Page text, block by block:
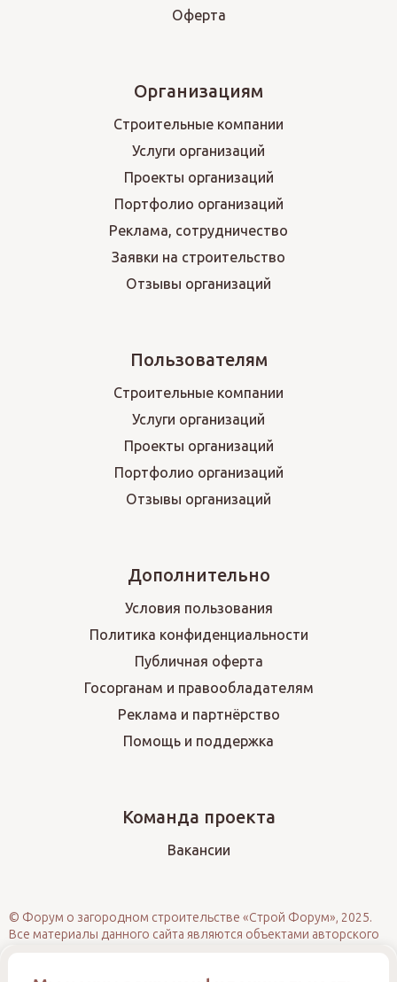
Оферта
Организациям
Строительные компании
Услуги организаций
Проекты организаций
Портфолио организаций
Реклама, сотрудничество
Заявки на строительство
Отзывы организаций
Пользователям
Строительные компании
Услуги организаций
Проекты организаций
Портфолио организаций
Отзывы организаций
Дополнительно
Условия пользования
Политика конфиденциальности
Публичная оферта
Госорганам и правообладателям
Реклама и партнёрство
Помощь и поддержка
Команда проекта
Вакансии
© Форум о загородном строительстве «Строй Форум», 2025.
Все материалы данного сайта являются объектами авторского